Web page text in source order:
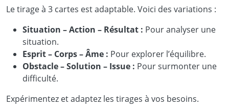
Le tirage à 3 cartes est adaptable. Voici des variations :
Situation – Action – Résultat : Pour analyser une
situation.
Esprit – Corps – Âme : Pour explorer l’équilibre.
Obstacle – Solution – Issue : Pour surmonter une
difficulté.
Expérimentez et adaptez les tirages à vos besoins.